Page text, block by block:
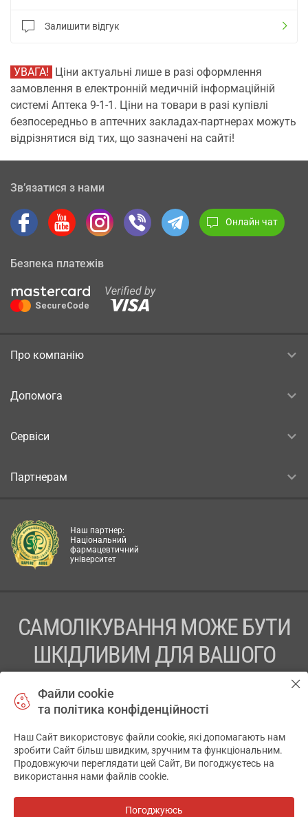
Залишити відгук
УВАГА! Ціни актуальні лише в разі оформлення
замовлення в електронній медичній інформаційній
системі Аптека 9-1-1. Ціни на товари в разі купівлі
безпосередньо в аптечних закладах-партнерах можуть
відрізнятися від тих, що зазначені на сайті!
Зв’язатися з нами
Онлайн чат
Безпека платежів
Про компанію
Допомога
Сервіси
Партнерам
Наш партнер:
Національний
фармацевтичний
університет
САМОЛІКУВАННЯ МОЖЕ БУТИ
ШКІДЛИВИМ ДЛЯ ВАШОГО
ПЕРЕД ЗАСТОСУВАННЯМ ПРЕПАРАТУ ПРОКОНСУЛЬТУЙТЕСЬ
ТОВ «АПТЕКА 911.ЮА» Код ЄДРПОУ 43631965.
Відмова від відповідальності
© 2014-2026. Медична інформаційна система АПТЕКА911.ЮА
Файли cookie
та політика конфіденційності
Наш Сайт використовує файли cookie, які допомагають нам
зробити Сайт більш швидким, зручним та функціональним.
Продовжуючи переглядати цей Сайт, Ви погоджуєтесь на
використання нами файлів cookie.
Погоджуюсь
✕